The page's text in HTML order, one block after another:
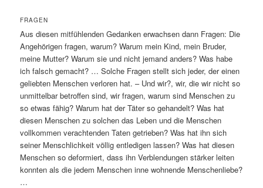
FRAGEN
Aus diesen mitfühlenden Gedanken erwachsen dann Fragen: Die
Angehörigen fragen, warum? Warum mein Kind, mein Bruder,
meine Mutter? Warum sie und nicht jemand anders? Was habe
ich falsch gemacht? … Solche Fragen stellt sich jeder, der einen
geliebten Menschen verloren hat. – Und wir?, wir, die wir nicht so
unmittelbar betroffen sind, wir fragen, warum sind Menschen zu
so etwas fähig? Warum hat der Täter so gehandelt? Was hat
diesen Menschen zu solchen das Leben und die Menschen
vollkommen verachtenden Taten getrieben? Was hat ihn sich
seiner Menschlichkeit völlig entledigen lassen? Was hat diesen
Menschen so deformiert, dass ihn Verblendungen stärker leiten
konnten als die jedem Menschen inne wohnende Menschenliebe?
…